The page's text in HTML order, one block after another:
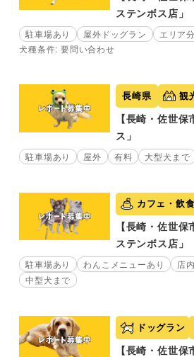
ステンボス店」
駐車場あり 屋外ドッグラン エリア
犬種条件: 要問い合わせ
長崎県 観
【長崎・佐世
ス」
駐車場あり 屋外 有料 大型犬まで
カフェ・飲
【長崎・佐世
ステンボス店」
駐車場あり わんこメニューあり 店
中型犬まで
ドッグラン
【長崎・佐世